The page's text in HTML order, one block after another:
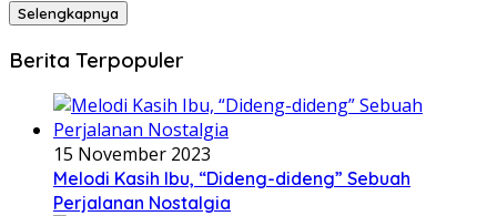
Selengkapnya
Berita Terpopuler
15 November 2023
Melodi Kasih Ibu, “Dideng-dideng” Sebuah
Perjalanan Nostalgia